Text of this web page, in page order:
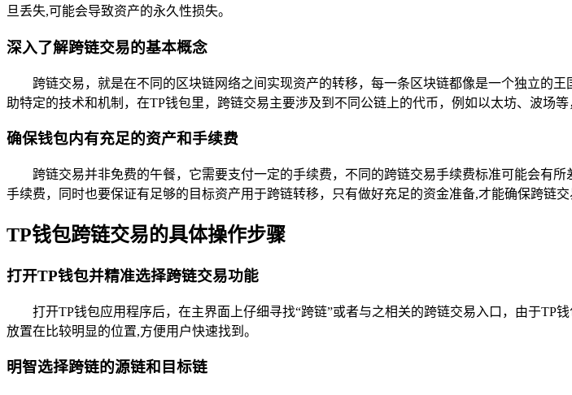
旦丢失,可能会导致资产的永久性损失。
深入了解跨链交易的基本概念
跨链交易，就是在不同的区块链网络之间实现资产的转移，每一条区块链都像是一个独立的
助特定的技术和机制，在TP钱包里，跨链交易主要涉及到不同公链上的代币，例如以太坊、波场
确保钱包内有充足的资产和手续费
跨链交易并非免费的午餐，它需要支付一定的手续费，不同的跨链交易手续费标准可能会有
手续费，同时也要保证有足够的目标资产用于跨链转移，只有做好充足的资金准备,才能确保跨链交
TP钱包跨链交易的具体操作步骤
打开TP钱包并精准选择跨链交易功能
打开TP钱包应用程序后，在主界面上仔细寻找“跨链”或者与之相关的跨链交易入口，由于
放置在比较明显的位置,方便用户快速找到。
明智选择跨链的源链和目标链